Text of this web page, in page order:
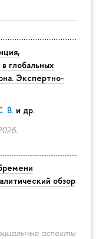
глобальных
Экспертно-
В. и др.
обзор
аспекты